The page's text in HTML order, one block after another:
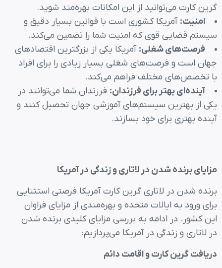
گرین کارت می‌توانید از این امکانات بهره‌مند شوید.
امنیت: آمریکا کشوری است با قوانین بسیار دقیق و
سیستم قضایی قوی که امنیت شما را تضمین می‌کند.
فرصت‌های شغلی: آمریکا یکی از بزرگترین اقتصادهای
جهان است و فرصت‌های شغلی بسیار زیادی را برای افراد
با تخصص‌های مختلف فراهم می‌کند.
آینده‌ای بهتر برای فرزندان: فرزندان شما می‌توانند در
یکی از بهترین سیستم‌های آموزشی جهان تحصیل کنند و
آینده بهتری برای خود بسازند.
مزایای برنده شدن در لاتاری و زندگی در آمریکا
برنده شدن در لاتاری گرین کارت آمریکا فرصتی استثنایی
برای ورود به ایالات متحده و بهره‌مندی از مزایای فراوان
این کشور. در ادامه به بررسی مزایای کلیدی برنده شدن
در لاتاری و زندگی در آمریکا می‌پردازیم:
دریافت گرین کارت و اقامت دائم